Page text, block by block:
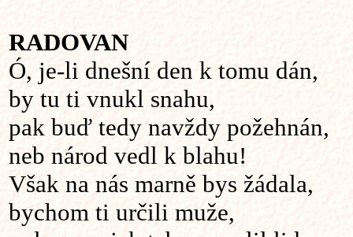
RADOVAN
Ó, je-li dnešní den k tomu dán,
by tu ti vnukl snahu,
pak buď tedy navždy požehnán,
neb národ vedl k blahu!
Však na nás marně bys žádala,
bychom ti určili muže,